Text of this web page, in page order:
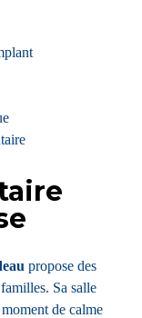
propose des
Sa salle
de calme